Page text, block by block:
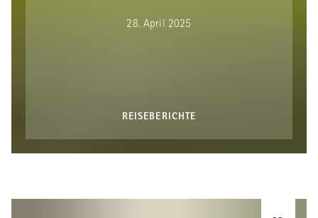
28. April 2025
REISEBERICHTE